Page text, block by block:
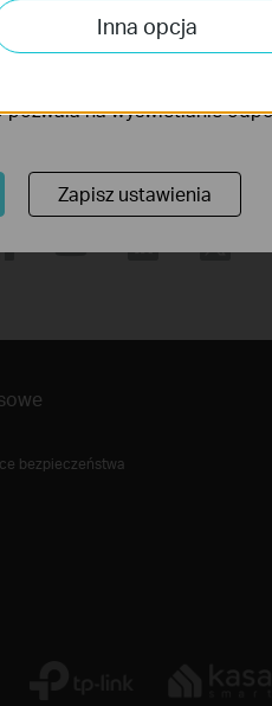
nas
bezpieczeństwa
Inna opcja
ruchu na naszej
przez naszych partnerów
na wyświetlanie
Zapisz ustawienia